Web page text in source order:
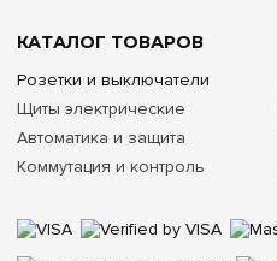
КАТАЛОГ ТОВАРОВ
Розетки и выключатели
Щиты электрические
Автоматика и защита
Коммутация и контроль